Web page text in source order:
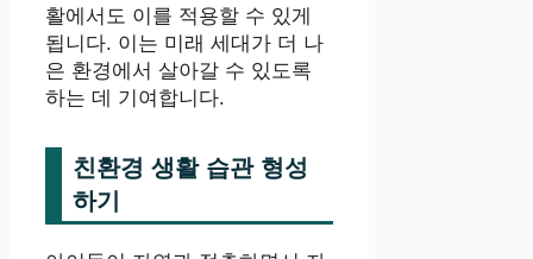
활에서도 이를 적용할 수 있게
됩니다. 이는 미래 세대가 더 나
은 환경에서 살아갈 수 있도록
하는 데 기여합니다.
친환경 생활 습관 형성
하기